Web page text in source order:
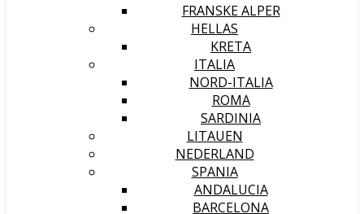
FRANSKE ALPER
HELLAS
KRETA
ITALIA
NORD-ITALIA
ROMA
SARDINIA
LITAUEN
NEDERLAND
SPANIA
ANDALUCIA
BARCELONA